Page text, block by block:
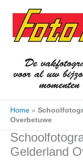
naar
inhoud
Home »
Overbetuwe
Gelderland